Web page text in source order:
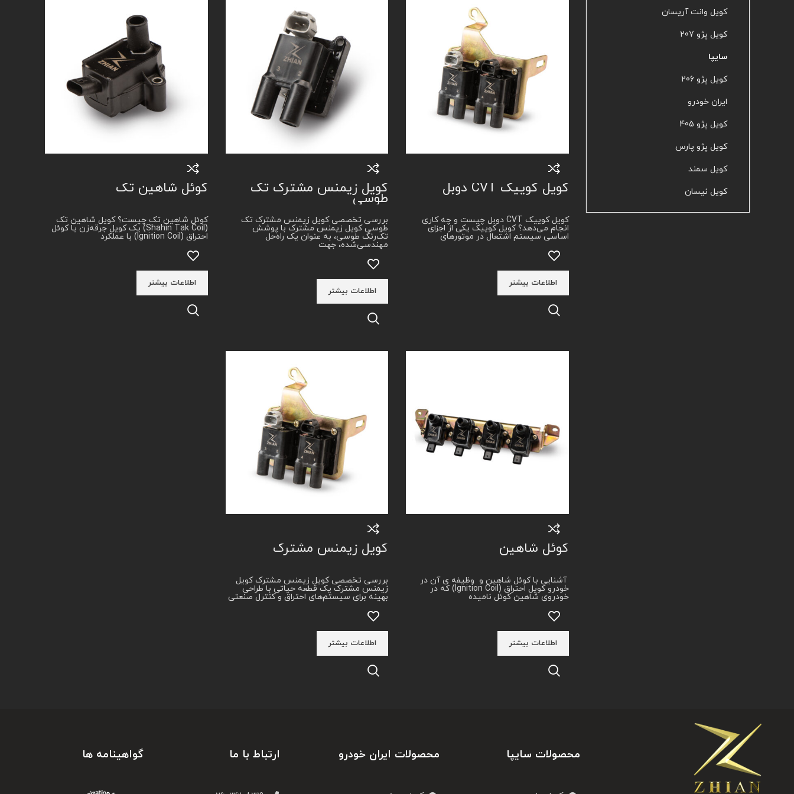
کویل وانت آریسان
کویل پژو 207
سایپا
کویل پژو 206
ایران خودرو
کویل پژو 405
کویل پژو پارس
کویل سمند
کویل نیسان
کویل کوییک CVT دوبل
کویل کوییک CVT دوبل چیست و چه کاری
انجام می‌دهد؟ کویل کوییک یکی از اجزای
اساسی سیستم اشتعال در موتورهای
اطلاعات بیشتر
کویل زیمنس مشترک تک
طوسی
بررسی تخصصی کویل زیمنس مشترک تک
طوسی کویل زیمنس مشترک با پوشش
تک‌رنگ طوسی، به عنوان یک راه‌حل
مهندسی‌شده، جهت
اطلاعات بیشتر
کوئل شاهین تک
کوئل شاهین تک چیست؟ کویل شاهین تک
(Shahin Tak Coil) یک کویل جرقه‌زن یا کوئل
احتراق (Ignition Coil) با عملکرد
اطلاعات بیشتر
کوئل شاهین
آشنایی با کوئل شاهین و وظیفه ی آن در
خودرو کویل احتراق (Ignition Coil) که در
خودروی شاهین کوئل نامیده
اطلاعات بیشتر
کویل زیمنس مشترک
بررسی تخصصی کویل زیمنس مشترک کویل
زیمنس مشترک یک قطعه حیاتی با طراحی
بهینه برای سیستم‌های احتراق و کنترل صنعتی
اطلاعات بیشتر
محصولات سایپا محصولات ایران خودرو ارتباط با ما گواهینامه ها